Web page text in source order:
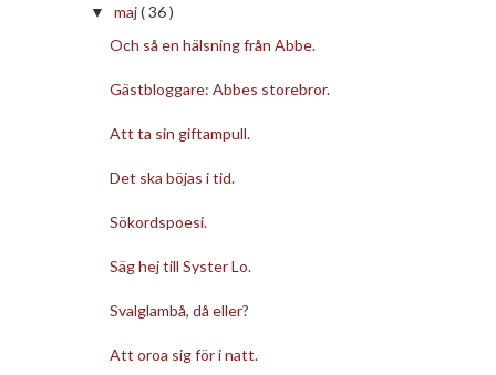
▼ maj( 36 )
Och så en hälsning från Abbe.
Gästbloggare: Abbes storebror.
Att ta sin giftampull.
Det ska böjas i tid.
Sökordspoesi.
Säg hej till Syster Lo.
Svalglambå, då eller?
Att oroa sig för i natt.